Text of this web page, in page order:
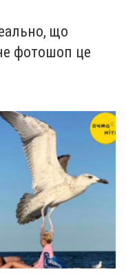
що
фотошоп це